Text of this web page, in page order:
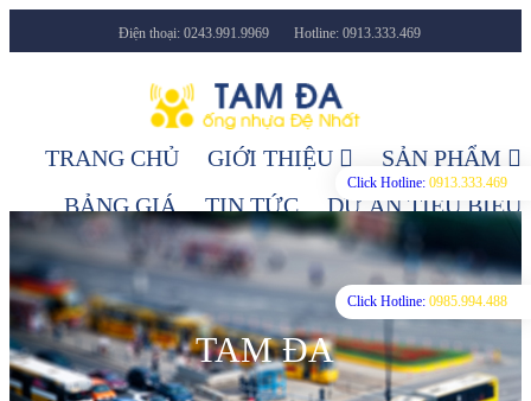
Điện thoại: 0243.991.9969 Hotline: 0913.333.469
Facebook Youtube
TRANG CHỦ GIỚI THIỆU
SẢN PHẨM
BẢNG GIÁ
TIN TỨC
DỰ ÁN TIÊU BIỂU
LIÊN HỆ
Click Hotline: 0913.333.469
Click Hotline: 0985.994.488
TAM ĐA